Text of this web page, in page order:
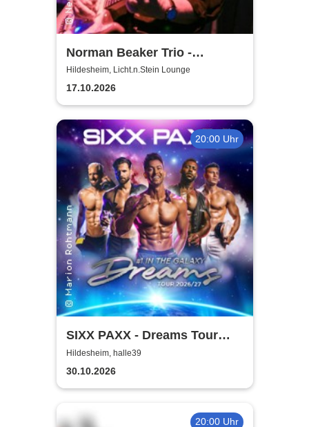
Norman Beaker Trio -
Licht.n.Stein Lounge
Hildesheim, Licht.n.Stein Lounge
17.10.2026
20:00 Uhr
SIXX PAXX - Dreams Tour
2026/27
Hildesheim, halle39
30.10.2026
20:00 Uhr